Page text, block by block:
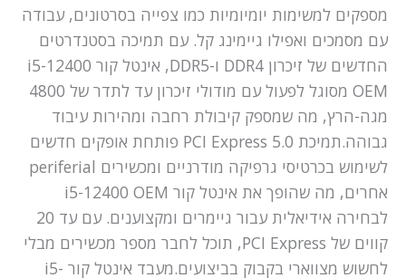
מספקים למשימות יומיומיות כמו צפייה בסרטונים, עבודה
עם מסמכים ואפילו גיימינג קל. עם תמיכה בסטנדרטים
החדשים של זיכרון DDR4 ו-DDR5, אינטל קור i5-12400
OEM מסוגל לפעול עם מודולי זיכרון עד לתדר של 4800
מגה-הרץ, מה שמספק קיבולת רחבה ומהירות עיבוד
גבוהה.תמיכת PCI Express 5.0 פותחת אופקים חדשים
לשימוש בכרטיסי גרפיקה מודרניים ומכשירים periferial
אחרים, מה שהופך את אינטל קור i5-12400 OEM
לבחירה אידיאלית עבור גיימרים ומקצוענים. עם עד 20
קווים של PCI Express, תוכל לחבר מספר מכשירים מבלי
לחשוש מצווארי בקבוק בביצועים.מעבד אינטל קור i5-